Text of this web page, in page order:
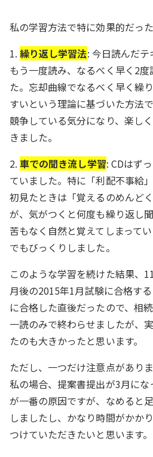
私の学習方法で特に効果的だっ
1.繰り返し学習法: 今日読んだ
もう一度読み、なるべく早く2
た。忘却曲線でなるべく早く繰
すいという理論に基づいた方法
競争している気分になり、楽し
きました。
2.車での聞き流し学習: CDはず
ていました。特に「利配不事給
初見たときは「覚えるのめんど
が、気がつくと何度も繰り返し
苦もなく自然と覚えてしまって
でもびっくりしました。
このような学習を続けた結果、
月後の2015年1月試験に合格す
に合格した直後だったので、相
一読のみで終わらせましたが、
たのも大きかったと思います。
ただし、一つだけ注意点があり
私の場合、提案書提出が3月に
が一番の原因ですが、なめると
しましたし、かなり時間がかか
つけていただきたいと思います。